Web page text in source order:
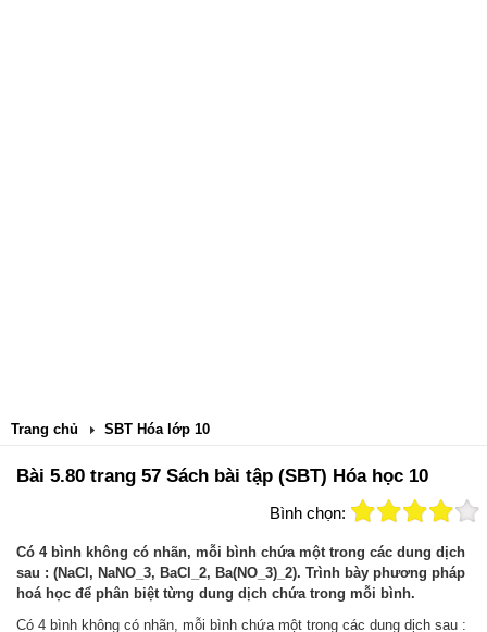
Trang chủ SBT Hóa lớp 10
Bài 5.80 trang 57 Sách bài tập (SBT) Hóa học 10
Bình chọn:
Có 4 bình không có nhãn, mỗi bình chứa một trong các dung dịch
sau : (NaCl, NaNO_3, BaCl_2, Ba(NO_3)_2). Trình bày phương pháp
hoá học để phân biệt từng dung dịch chứa trong mỗi bình.
Có 4 bình không có nhãn, mỗi bình chứa một trong các dung dịch sau :